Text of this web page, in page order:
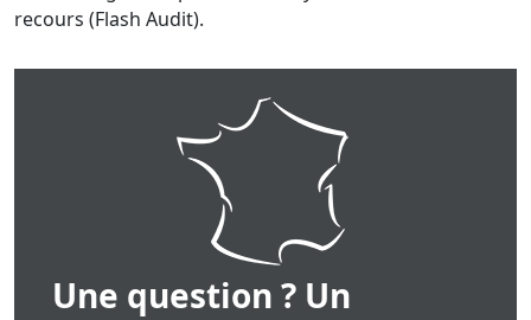
recours (Flash Audit).
Une question ? Un